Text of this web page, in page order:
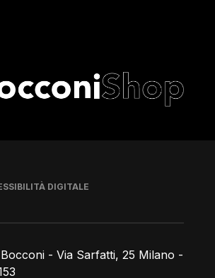
- Via Sarfatti, 25 Milano -
DIGITALE